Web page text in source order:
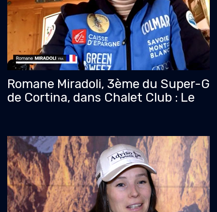
Romane Miradoli, 3ème du Super-G
de Cortina, dans Chalet Club : Le